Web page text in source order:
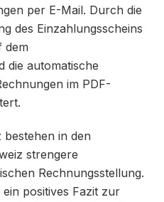
per E-Mail. Durch die
des Einzahlungsscheins
dem
die automatische
im PDF-
in den
strengere
Rechnungsstellung.
positives Fazit zur